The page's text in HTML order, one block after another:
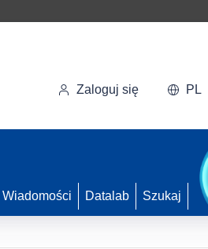
Zaloguj się PL
Wiadomości Datalab Szukaj